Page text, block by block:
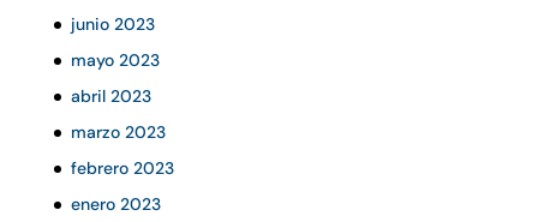
junio 2023
mayo 2023
abril 2023
marzo 2023
febrero 2023
enero 2023